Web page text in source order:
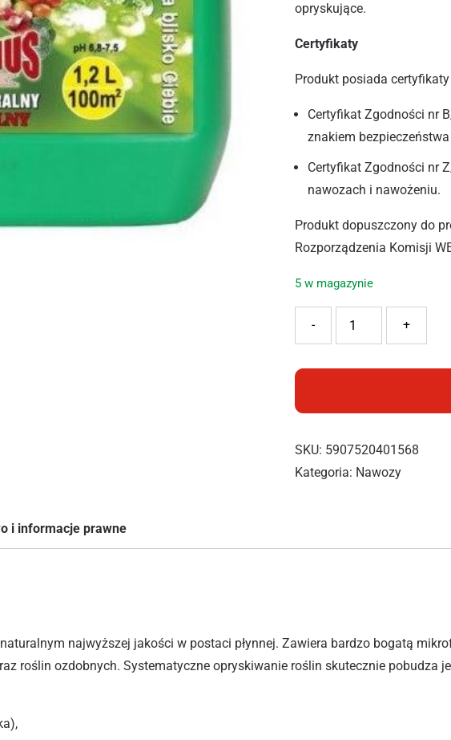
opryskujące.
Certyfikaty
Produkt posiada certyfikaty
Certyfikat Zgodności nr
znakiem bezpieczeństwa
Certyfikat Zgodności nr
nawozach i nawożeniu.
Produkt dopuszczony do
Rozporządzenia Komisji
5 w magazynie
+
-
SKU: 5907520401568
Kategoria: Nawozy
i informacje prawne
najwyższej jakości w postaci płynnej. Zawiera bardzo bogatą
roślin ozdobnych. Systematyczne opryskiwanie roślin skutecznie pobudza